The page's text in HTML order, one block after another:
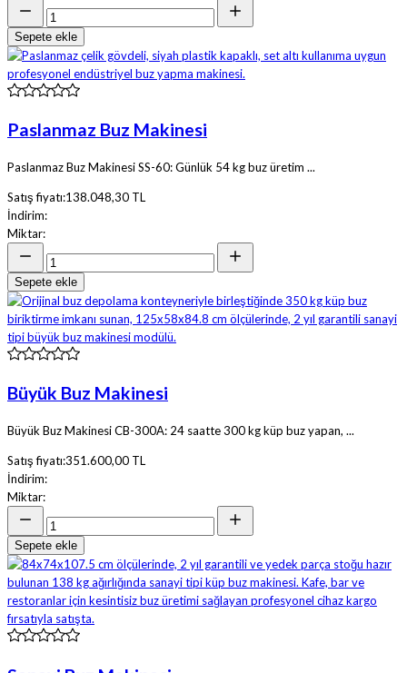
Sepete ekle
Paslanmaz Buz Makinesi
Paslanmaz Buz Makinesi SS-60: Günlük 54 kg buz üretim ...
Satış fiyatı:138.048,30 TL
İndirim:
Miktar:
Sepete ekle
Büyük Buz Makinesi
Büyük Buz Makinesi CB-300A: 24 saatte 300 kg küp buz yapan, ...
Satış fiyatı:351.600,00 TL
İndirim:
Miktar:
Sepete ekle